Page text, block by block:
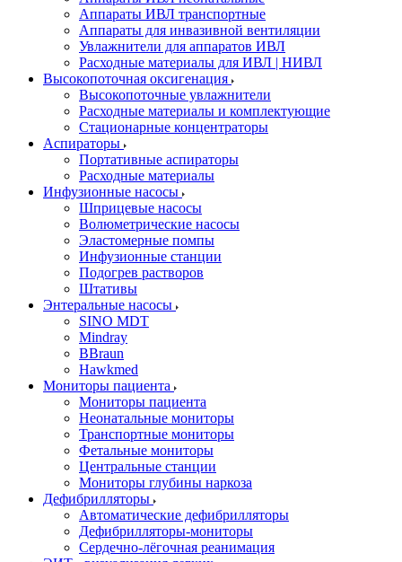
Аппараты ИВЛ транспортные
Аппараты для инвазивной вентиляции
Увлажнители для аппаратов ИВЛ
Расходные материалы для ИВЛ | НИВЛ
Высокопоточная оксигенация
Высокопоточные увлажнители
Расходные материалы и комплектующие
Стационарные концентраторы
Аспираторы
Портативные аспираторы
Расходные материалы
Инфузионные насосы
Шприцевые насосы
Волюметрические насосы
Эластомерные помпы
Инфузионные станции
Подогрев растворов
Штативы
Энтеральные насосы
SINO MDT
Mindray
BBraun
Hawkmed
Мониторы пациента
Мониторы пациента
Неонатальные мониторы
Транспортные мониторы
Фетальные мониторы
Центральные станции
Мониторы глубины наркоза
Дефибрилляторы
Автоматические дефибрилляторы
Дефибрилляторы-мониторы
Сердечно-лёгочная реанимация